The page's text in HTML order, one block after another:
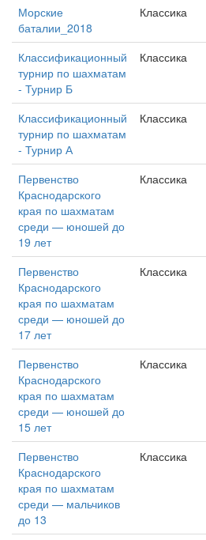
Морские
баталии_2018
Классика
Классификационный
турнир по шахматам
- Турнир Б
Классика
Классификационный
турнир по шахматам
- Турнир А
Классика
Первенство
Краснодарского
края по шахматам
среди — юношей до
19 лет
Классика
Первенство
Краснодарского
края по шахматам
среди — юношей до
17 лет
Классика
Первенство
Краснодарского
края по шахматам
среди — юношей до
15 лет
Классика
Первенство
Краснодарского
края по шахматам
среди — мальчиков
до 13
Классика